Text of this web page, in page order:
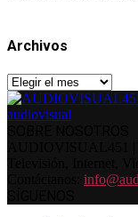
Archivos
Archivos